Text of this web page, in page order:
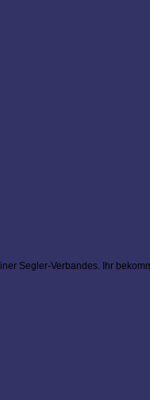
Segler-Verbandes. Ihr